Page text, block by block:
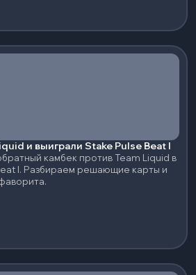
и выиграли Stake Pulse Beat I
камбек против Team Liquid в
I. Разбираем решающие карты и